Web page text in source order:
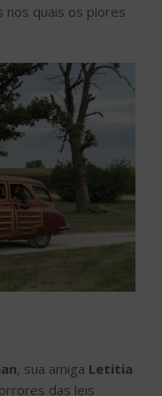
nos quais os piores
, sua amiga Letitia
das leis